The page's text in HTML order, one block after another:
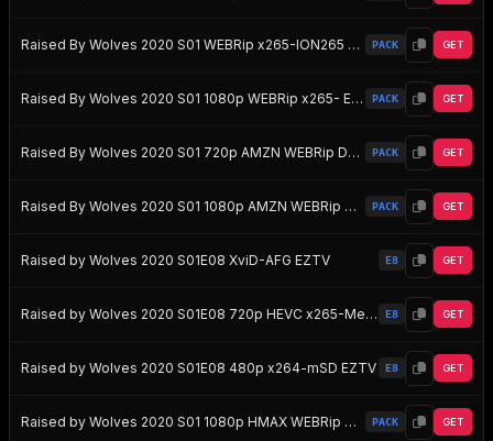
Raised By Wolves 2020 S01 WEBRip x265-ION265 EZTV PACK GET
Raised By Wolves 2020 S01 1080p WEBRip x265- EZTV PACK GET
Raised By Wolves 2020 S01 720p AMZN WEBRip DDP5 1 x264-FLUX EZTV PACK GET
Raised By Wolves 2020 S01 1080p AMZN WEBRip DDP5 1 x264-FLUX EZTV PACK GET
Raised by Wolves 2020 S01E08 XviD-AFG EZTV E8 GET
Raised by Wolves 2020 S01E08 720p HEVC x265-MeGusta EZTV E8 GET
Raised by Wolves 2020 S01E08 480p x264-mSD EZTV E8 GET
Raised by Wolves 2020 S01 1080p HMAX WEBRip DD5 1 x264-NTG EZTV PACK GET